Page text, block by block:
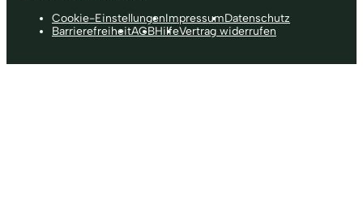
Cookie-EinstellungenImpressumDatenschutz
BarrierefreiheitAGBHilfeVertrag widerrufen